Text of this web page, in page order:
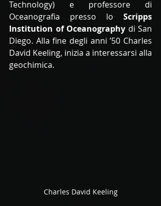
Technology) e professore di
Oceanografia presso lo Scripps
Institution of Oceanography di San
Diego. Alla fine degli anni ’50 Charles
David Keeling, inizia a interessarsi alla
geochimica.
Charles David Keeling